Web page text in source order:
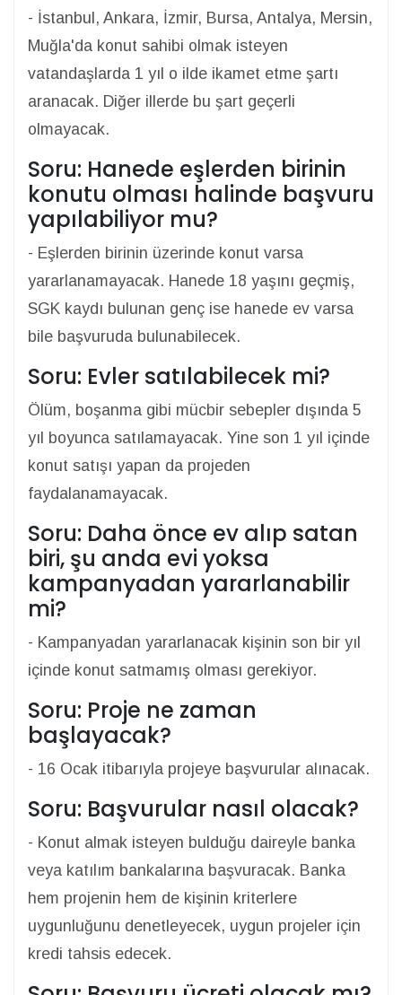
- İstanbul, Ankara, İzmir, Bursa, Antalya, Mersin,
Muğla'da konut sahibi olmak isteyen
vatandaşlarda 1 yıl o ilde ikamet etme şartı
aranacak. Diğer illerde bu şart geçerli
olmayacak.
Soru: Hanede eşlerden birinin
konutu olması halinde başvuru
yapılabiliyor mu?
- Eşlerden birinin üzerinde konut varsa
yararlanamayacak. Hanede 18 yaşını geçmiş,
SGK kaydı bulunan genç ise hanede ev varsa
bile başvuruda bulunabilecek.
Soru: Evler satılabilecek mi?
Ölüm, boşanma gibi mücbir sebepler dışında 5
yıl boyunca satılamayacak. Yine son 1 yıl içinde
konut satışı yapan da projeden
faydalanamayacak.
Soru: Daha önce ev alıp satan
biri, şu anda evi yoksa
kampanyadan yararlanabilir
mi?
- Kampanyadan yararlanacak kişinin son bir yıl
içinde konut satmamış olması gerekiyor.
Soru: Proje ne zaman
başlayacak?
- 16 Ocak itibarıyla projeye başvurular alınacak.
Soru: Başvurular nasıl olacak?
- Konut almak isteyen bulduğu daireyle banka
veya katılım bankalarına başvuracak. Banka
hem projenin hem de kişinin kriterlere
uygunluğunu denetleyecek, uygun projeler için
kredi tahsis edecek.